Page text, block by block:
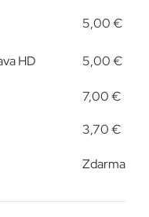
5,00 €
HD 5,00 €
7,00 €
3,70 €
Zdarma